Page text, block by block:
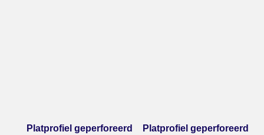
Platprofiel geperforeerd Platprofiel geperforeerd